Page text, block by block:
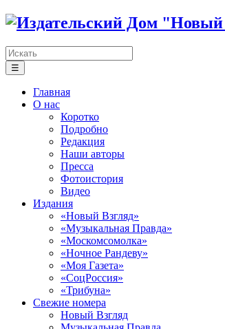
☰
Главная
О нас
Коротко
Подробно
Редакция
Наши авторы
Пресса
Фотоистория
Видео
Издания
«Новый Взгляд»
«Музыкальная Правда»
«Москомсомолка»
«Ночное Рандеву»
«Моя Газета»
«СоцРоссия»
«Трибуна»
Свежие номера
Новый Взгляд